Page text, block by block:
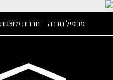
פרופיל חברה חברות מיוצגות